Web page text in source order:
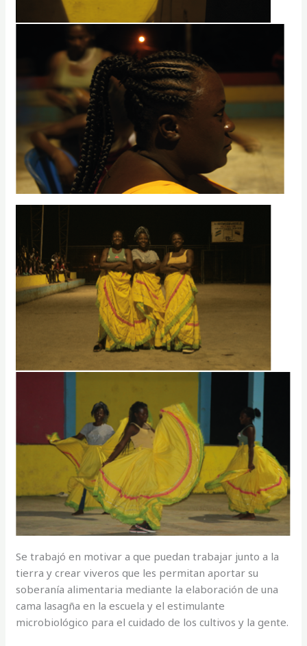
Se trabajó en motivar a que puedan trabajar junto a la
tierra y crear viveros que les permitan aportar su
soberanía alimentaria mediante la elaboración de una
cama lasagña en la escuela y el estimulante
microbiológico para el cuidado de los cultivos y la gente.